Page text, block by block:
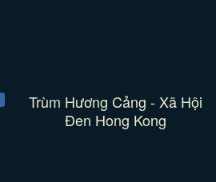
Trùm Hương Cảng - Xã Hội
Đen Hong Kong